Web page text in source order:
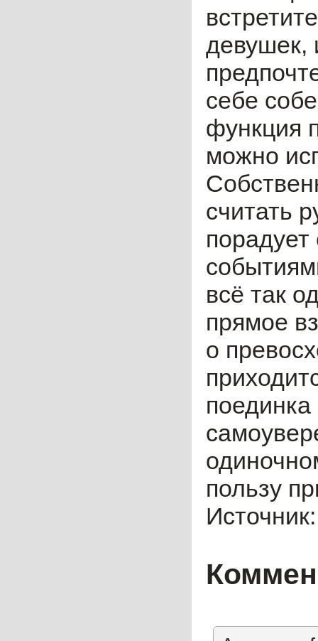
девушек,
себе
функция
можно
считать
всё так
прямое
о
пользу